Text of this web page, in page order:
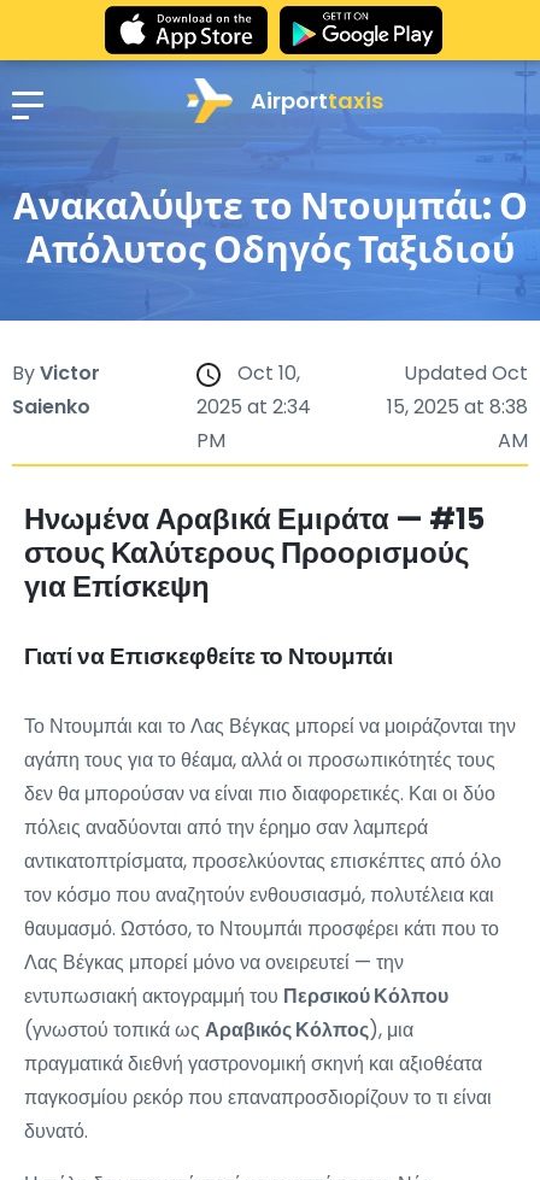
Airporttaxis
Ανακαλύψτε το Ντουμπάι: Ο
Απόλυτος Οδηγός Ταξιδιού
ByVictor
Saienko
Oct 10,
2025 at 2:34
PM
Updated Oct
15, 2025 at 8:38
AM
Ηνωμένα Αραβικά Εμιράτα — #15
στους Καλύτερους Προορισμούς
για Επίσκεψη
Γιατί να Επισκεφθείτε το Ντουμπάι
Το Ντουμπάι και το Λας Βέγκας μπορεί να μοιράζονται την
αγάπη τους για το θέαμα, αλλά οι προσωπικότητές τους
δεν θα μπορούσαν να είναι πιο διαφορετικές. Και οι δύο
πόλεις αναδύονται από την έρημο σαν λαμπερά
αντικατοπτρίσματα, προσελκύοντας επισκέπτες από όλο
τον κόσμο που αναζητούν ενθουσιασμό, πολυτέλεια και
θαυμασμό. Ωστόσο, το Ντουμπάι προσφέρει κάτι που το
Λας Βέγκας μπορεί μόνο να ονειρευτεί — την
εντυπωσιακή ακτογραμμή του Περσικού Κόλπου
(γνωστού τοπικά ως Αραβικός Κόλπος), μια
πραγματικά διεθνή γαστρονομική σκηνή και αξιοθέατα
παγκοσμίου ρεκόρ που επαναπροσδιορίζουν το τι είναι
δυνατό.